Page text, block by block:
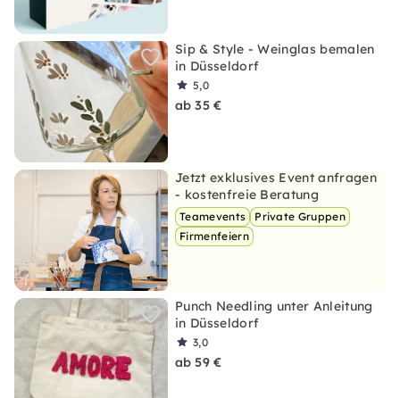
Sip & Style - Weinglas bemalen
in Düsseldorf
5,0
ab 35 €
Jetzt exklusives Event anfragen
- kostenfreie Beratung
Teamevents
Private Gruppen
Firmenfeiern
Punch Needling unter Anleitung
in Düsseldorf
3,0
ab 59 €